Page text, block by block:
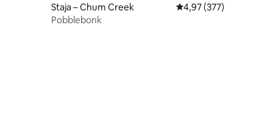
Staja – Chum Creek Prosječna ocjena:
4,97 (377)
Pobblebonk